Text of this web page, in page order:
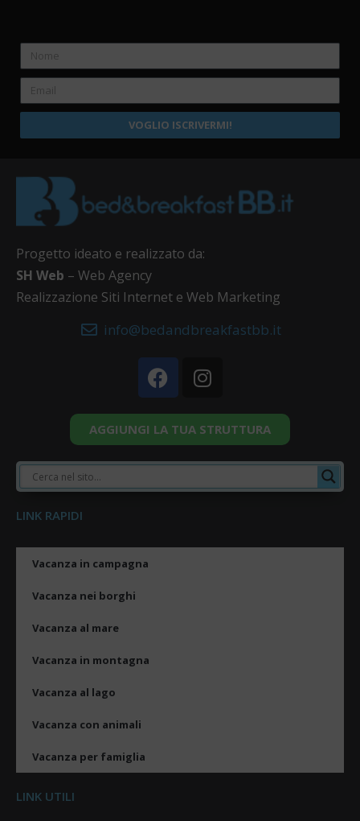
VOGLIO ISCRIVERMI!
Progetto ideato e realizzato da:
SH Web – Web Agency
Realizzazione Siti Internet e Web Marketing
info@bedandbreakfastbb.it
AGGIUNGI LA TUA STRUTTURA
LINK RAPIDI
Vacanza in campagna
Vacanza nei borghi
Vacanza al mare
Vacanza in montagna
Vacanza al lago
Vacanza con animali
Vacanza per famiglia
LINK UTILI